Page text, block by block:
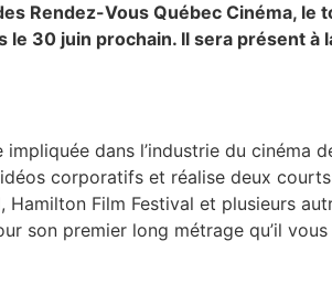
Rendez-Vous Québec Cinéma,
le 30 juin prochain. Il sera présent
dans l’industrie du cinéma
corporatifs et réalise deux
Film Festival et plusieurs
son premier long métrage qu’il vous